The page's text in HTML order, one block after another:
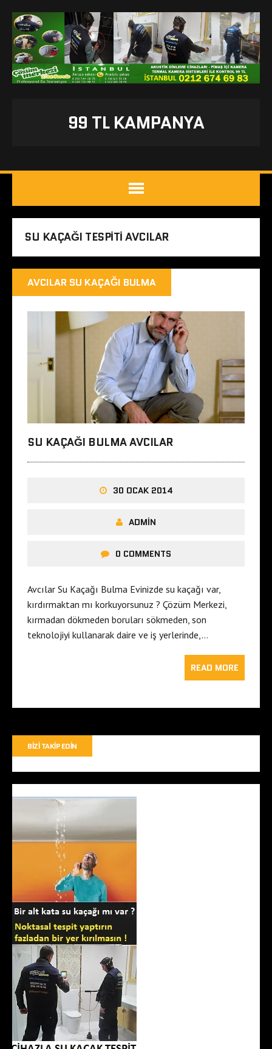
99 TL KAMPANYA
SU KAÇAĞI TESPITI AVCILAR
AVCILAR SU KAÇAĞI BULMA
SU KAÇAĞI BULMA AVCILAR
30 OCAK 2014
ADMIN
0 COMMENTS
Avcılar Su Kaçağı Bulma Evinizde su kaçağı var,
kırdırmaktan mı korkuyorsunuz ? Çözüm Merkezi,
kırmadan dökmeden boruları sökmeden, son
teknolojiyi kullanarak daire ve iş yerlerinde,…
READ MORE
BIZI TAKIP EDIN